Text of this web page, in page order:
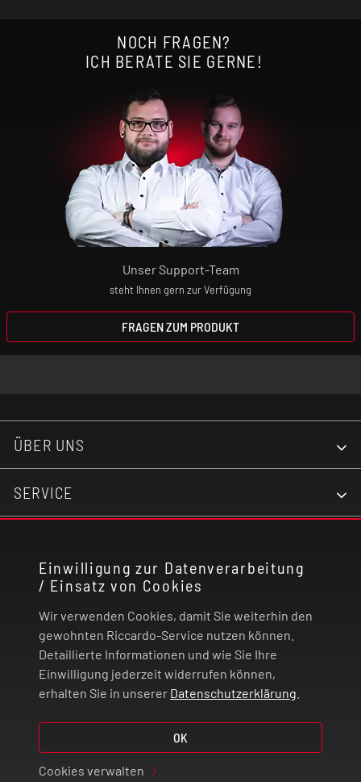
Einwilligung zur Datenverarbeitung
/ Einsatz von Cookies
Wir verwenden Cookies, damit Sie weiterhin den
gewohnten Riccardo-Service nutzen können.
Detaillierte Informationen und wie Sie Ihre
Einwilligung jederzeit widerrufen können,
erhalten Sie in unserer Datenschutzerklärung
OK
Cookies verwalten
NOCH FRAGEN?
ICH BERATE SIE GERNE!
Unser Support-Team
steht Ihnen gern zur Verfügung
FRAGEN ZUM PRODUKT
ÜBER UNS
SERVICE
RECHTLICHES
ZAHLUNG UND VERSAND
VERTRAG WIDERRUFEN
© 2026 | Riccardo Onlinestore GmbH